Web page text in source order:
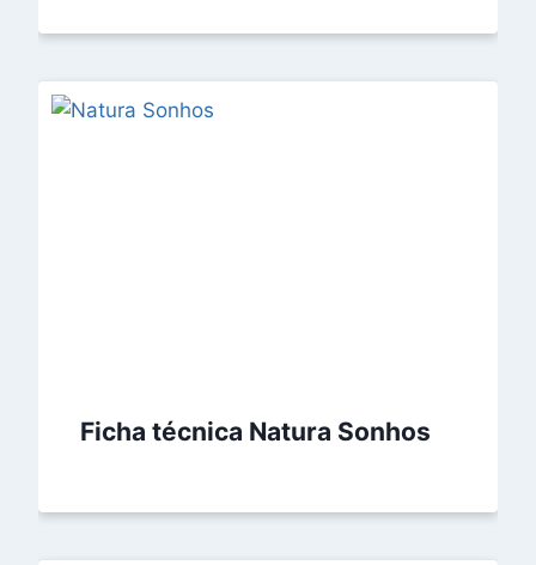
Ficha técnica Natura Sonhos